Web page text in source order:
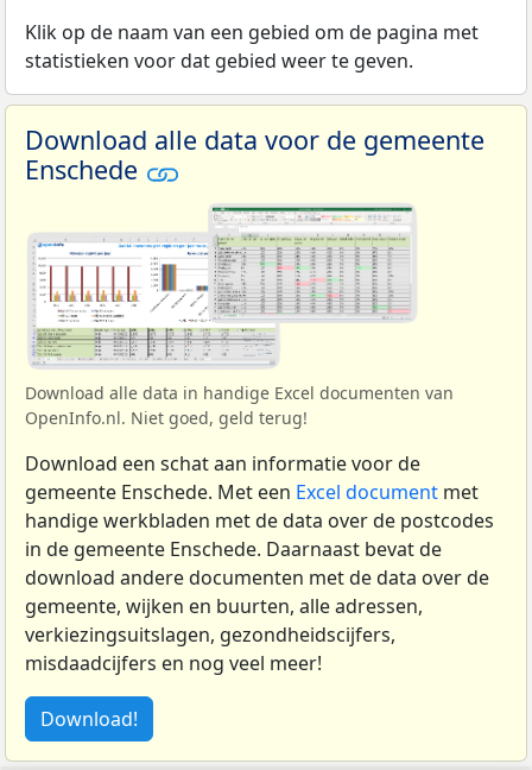
Klik op de naam van een gebied om de pagina met
statistieken voor dat gebied weer te geven.
Download alle data voor de gemeente
Enschede
Download alle data in handige Excel documenten van
OpenInfo.nl. Niet goed, geld terug!
Download een schat aan informatie voor de
gemeente Enschede. Met een Excel document met
handige werkbladen met de data over de postcodes
in de gemeente Enschede. Daarnaast bevat de
download andere documenten met de data over de
gemeente, wijken en buurten, alle adressen,
verkiezingsuitslagen, gezondheidscijfers,
misdaadcijfers en nog veel meer!
Download!